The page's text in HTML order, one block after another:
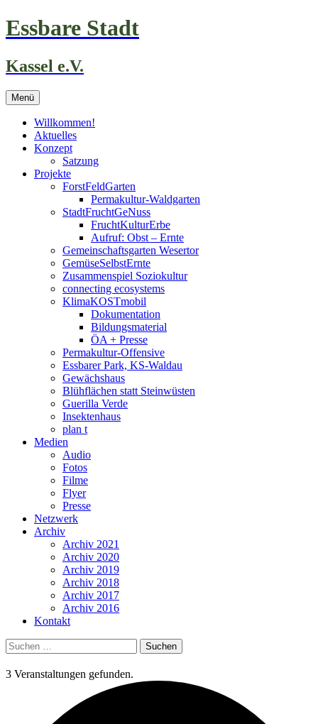
Zum
Inhalt
Essbare Stadt
Kassel e.V.
Menü
Willkommen!
Aktuelles
Konzept
Satzung
Projekte
ForstFeldGarten
Permakultur-Waldgarten
StadtFruchtGeNuss
FruchtKulturErbe
Aufruf: Obst – Ernte
Gemeinschaftsgarten Wesertor
GemüseSelbstErnte
Zusammenspiel Soziokultur
connecting ecosystems
KlimaKOSTmobil
Dokumentation
Bildungsmaterial
ÖA + Presse
Permakultur-Offensive
Essbarer Park, KS-Waldau
Gewächshaus
Blühflächen statt Steinwüsten
Guerilla Verde
Insektenhaus
plan t
Medien
Audio
Fotos
Filme
Flyer
Presse
Netzwerk
Archiv
Archiv 2021
Archiv 2020
Archiv 2019
Archiv 2018
Archiv 2017
Archiv 2016
Kontakt
Suchen
nach:
3 Veranstaltungen gefunden.